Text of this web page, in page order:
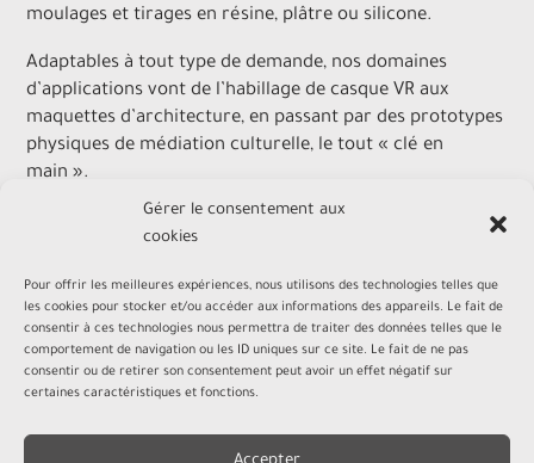
Gérer le consentement aux
cookies
Pour offrir les meilleures expériences, nous utilisons des technologies telles que
les cookies pour stocker et/ou accéder aux informations des appareils. Le fait de
consentir à ces technologies nous permettra de traiter des données telles que le
comportement de navigation ou les ID uniques sur ce site. Le fait de ne pas
consentir ou de retirer son consentement peut avoir un effet négatif sur
certaines caractéristiques et fonctions.
moulages et tirages en résine, plâtre ou silicone.
Adaptables à tout type de demande, nos domaines
d’applications vont de l’habillage de casque VR aux
maquettes d’architecture, en passant par des prototypes
physiques de médiation culturelle, le tout « clé en
main ».